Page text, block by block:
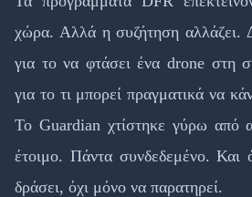
χώρα. Αλλά η συζήτηση αλλάζει.
για το να φτάσει ένα drone στη
για το τι μπορεί πραγματικά να
Το Guardian χτίστηκε γύρω από
έτοιμο. Πάντα συνδεδεμένο. Και
δράσει, όχι μόνο να παρατηρεί.